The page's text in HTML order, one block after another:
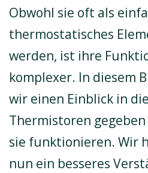
Obwohl sie oft als
thermostatisches
werden, ist ihre
komplexer. In diesem
wir einen Einblick in
Thermistoren
sie funktionieren. Wir
nun ein besseres